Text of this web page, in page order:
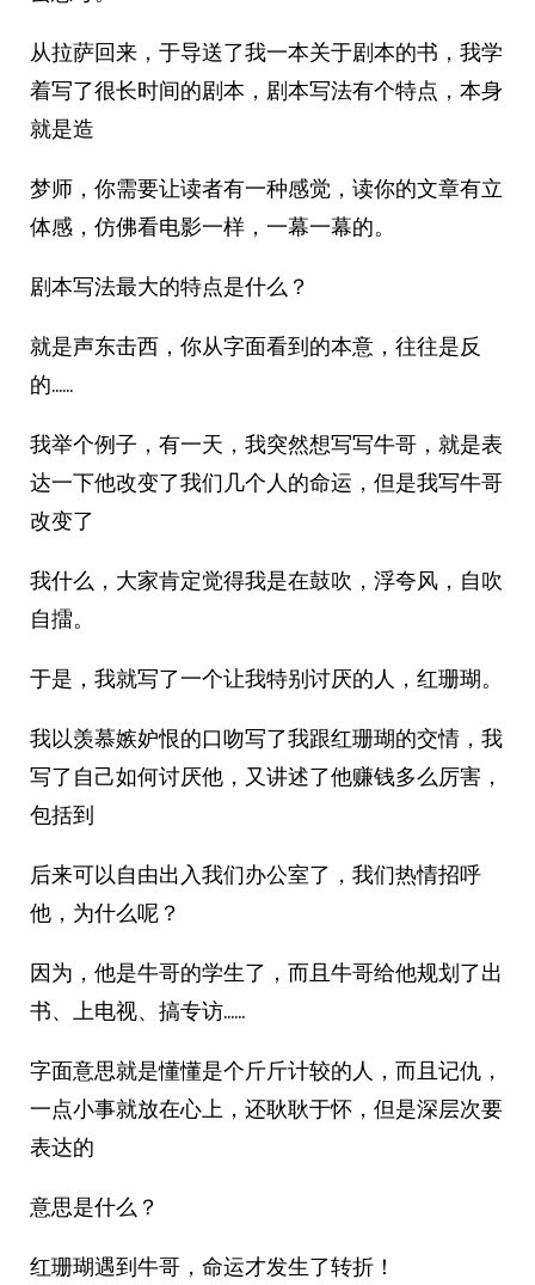
从拉萨回来，于导送了我一本关于剧本的书，我学
着写了很长时间的剧本，剧本写法有个特点，本身
就是造
梦师，你需要让读者有一种感觉，读你的文章有立
体感，仿佛看电影一样，一幕一幕的。
剧本写法最大的特点是什么？
就是声东击西，你从字面看到的本意，往往是反
的……
我举个例子，有一天，我突然想写写牛哥，就是表
达一下他改变了我们几个人的命运，但是我写牛哥
改变了
我什么，大家肯定觉得我是在鼓吹，浮夸风，自吹
自擂。
于是，我就写了一个让我特别讨厌的人，红珊瑚。
我以羡慕嫉妒恨的口吻写了我跟红珊瑚的交情，我
写了自己如何讨厌他，又讲述了他赚钱多么厉害，
包括到
后来可以自由出入我们办公室了，我们热情招呼
他，为什么呢？
因为，他是牛哥的学生了，而且牛哥给他规划了出
书、上电视、搞专访……
字面意思就是懂懂是个斤斤计较的人，而且记仇，
一点小事就放在心上，还耿耿于怀，但是深层次要
表达的
意思是什么？
红珊瑚遇到牛哥，命运才发生了转折！